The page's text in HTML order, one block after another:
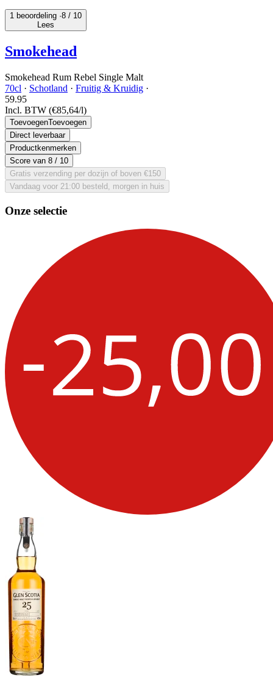
1 beoordeling ·8 / 10
Lees
Smokehead
Smokehead Rum Rebel Single Malt
70cl · Schotland · Fruitig & Kruidig ·
59.95
Incl. BTW (€85,64/l)
ToevoegenToevoegen
Direct leverbaar
Productkenmerken
Score van 8 / 10
Gratis verzending per dozijn of boven €150
Vandaag voor 21:00 besteld, morgen in huis
Onze selectie